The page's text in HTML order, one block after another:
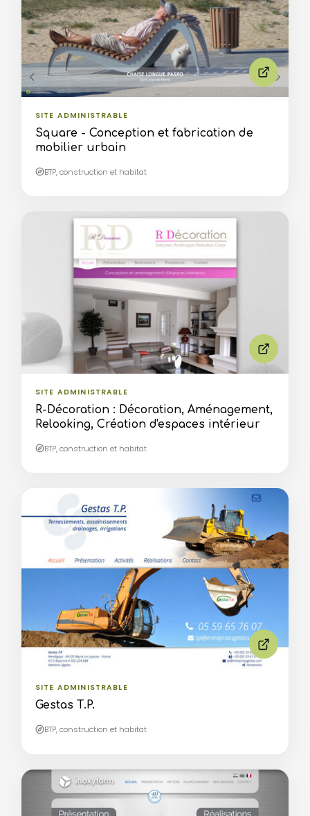
SITE ADMINISTRABLE
Square - Conception et fabrication de
mobilier urbain
BTP, construction et habitat
SITE ADMINISTRABLE
R-Décoration : Décoration, Aménagement,
Relooking, Création d'espaces intérieur
BTP, construction et habitat
SITE ADMINISTRABLE
Gestas T.P.
BTP, construction et habitat